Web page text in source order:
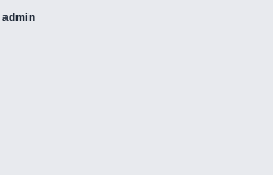
admin